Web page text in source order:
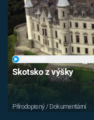
Skotsko z výšky
Přírodopisný / Dokumentární